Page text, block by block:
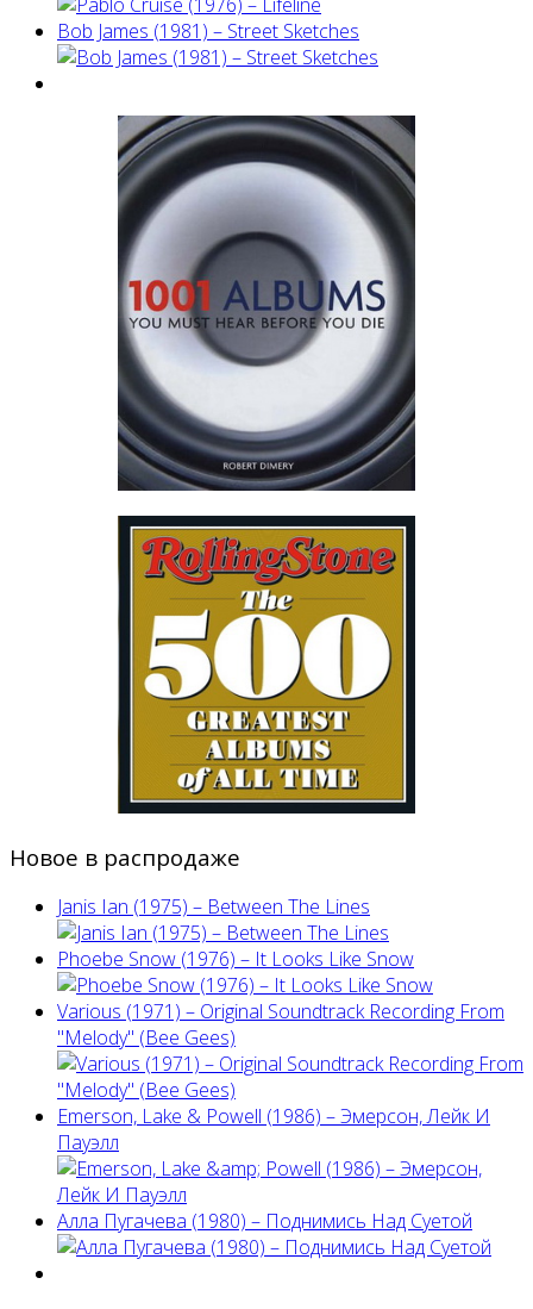
Bob James (1981) – Street Sketches
Новое в распродаже
Janis Ian (1975) ‎– Between The Lines
Phoebe Snow (1976) – It Looks Like Snow
Various (1971) – Original Soundtrack Recording From
"Melody" (Bee Gees)
Emerson, Lake & Powell (1986) ‎– Эмерсон, Лейк И
Пауэлл
Алла Пугачева (1980) – Поднимись Над Суетой